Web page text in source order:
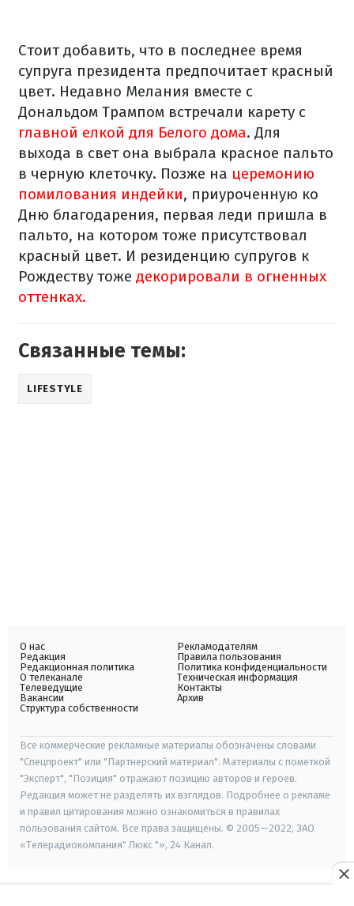
Стоит добавить, что в последнее время
супруга президента предпочитает красный
цвет. Недавно Мелания вместе с
Дональдом Трампом встречали карету с
главной елкой для Белого дома. Для
выхода в свет она выбрала красное пальто
в черную клеточку. Позже на церемонию
помилования индейки, приуроченную ко
Дню благодарения, первая леди пришла в
пальто, на котором тоже присутствовал
красный цвет. И резиденцию супругов к
Рождеству тоже декорировали в огненных
оттенках.
Связанные темы:
LIFESTYLE
О нас
Редакция
Редакционная политика
О телеканале
Телеведущие
Вакансии
Структура собственности
Рекламодателям
Правила пользования
Политика конфиденциальности
Техническая информация
Контакты
Архив
Все коммерческие рекламные материалы обозначены словами
"Спецпроект" или "Партнерский материал". Материалы с пометкой
"Эксперт", "Позиция" отражают позицию авторов и героев.
Редакция может не разделять их взглядов. Подробнее о рекламе
и правил цитирования можно ознакомиться в правилах
пользования сайтом. Все права защищены. © 2005—2022, ЗАО
«Телерадиокомпания" Люкс "», 24 Канал.